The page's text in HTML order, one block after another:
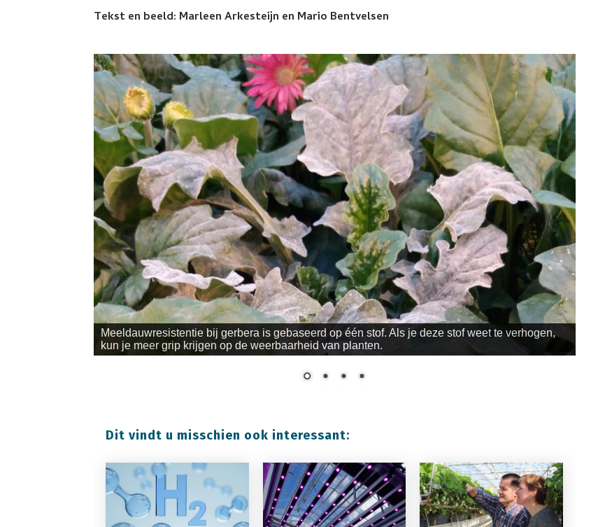
Tekst en beeld: Marleen Arkesteijn en Mario Bentvelsen
Meeldauwresistentie bij gerbera is gebaseerd op één stof. Als je deze stof weet te verhogen,
kun je meer grip krijgen op de weerbaarheid van planten.
Dit vindt u misschien ook interessant: